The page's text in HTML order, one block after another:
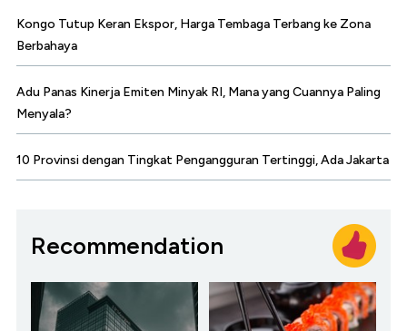
Kongo Tutup Keran Ekspor, Harga Tembaga Terbang ke Zona
Berbahaya
Adu Panas Kinerja Emiten Minyak RI, Mana yang Cuannya Paling
Menyala?
10 Provinsi dengan Tingkat Pengangguran Tertinggi, Ada Jakarta
Recommendation